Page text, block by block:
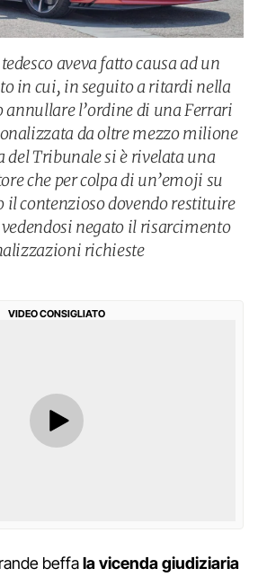
aveva fatto causa ad un
in cui, in seguito a ritardi nella
annullare l’ordine di una Ferrari
da oltre mezzo milione
del Tribunale si è rivelata una
che per colpa di un’emoji su
il contenzioso dovendo restituire
vedendosi negato il risarcimento
richieste
VIDEO CONSIGLIATO
beffala vicenda giudiziaria